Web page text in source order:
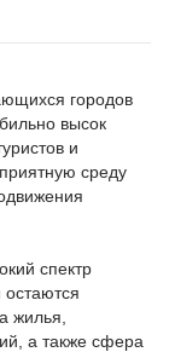
городов
высок
и
среду
спектр
жилья,
а также сфера